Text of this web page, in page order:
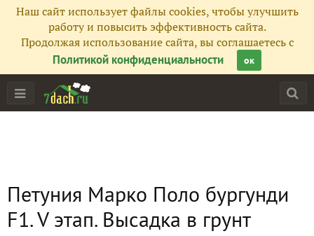
Наш сайт использует файлы cookies, чтобы улучшить
работу и повысить эффективность сайта.
Продолжая использование сайта, вы соглашаетесь с
Политикой конфиденциальности
ок
Петуния Марко Поло бургунди
F1. V этап. Высадка в грунт